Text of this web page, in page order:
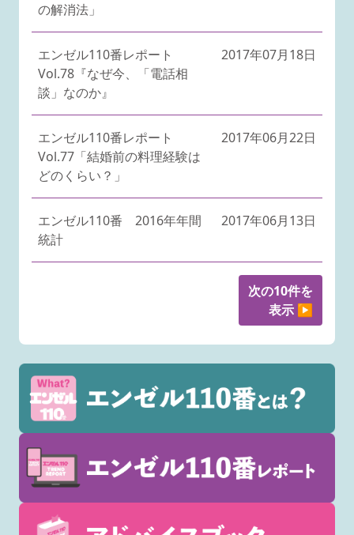
の解消法」
エンゼル110番レポート
Vol.78『なぜ今、「電話相
談」なのか』
2017年07月18日
エンゼル110番レポート
Vol.77「結婚前の料理経験は
どのくらい？」
2017年06月22日
エンゼル110番 2016年年間
統計
2017年06月13日
次の10件を
表示 ▶︎